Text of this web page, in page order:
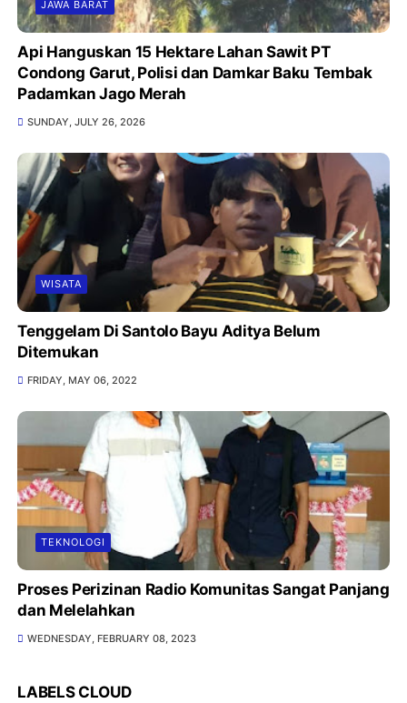
JAWA BARAT
Api Hanguskan 15 Hektare Lahan Sawit PT
Condong Garut, Polisi dan Damkar Baku Tembak
Padamkan Jago Merah
SUNDAY, JULY 26, 2026
WISATA
Tenggelam Di Santolo Bayu Aditya Belum
Ditemukan
FRIDAY, MAY 06, 2022
TEKNOLOGI
Proses Perizinan Radio Komunitas Sangat Panjang
dan Melelahkan
WEDNESDAY, FEBRUARY 08, 2023
LABELS CLOUD